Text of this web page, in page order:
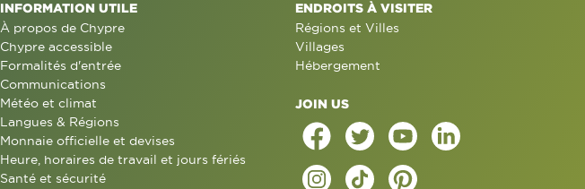
INFORMATION UTILE
À propos de Chypre
Chypre accessible
Formalités d'entrée
Communications
Météo et climat
Langues & Régions
Monnaie officielle et devises
Heure, horaires de travail et jours fériés
Santé et sécurité
ENDROITS À VISITER
Régions et Villes
Villages
Hébergement
JOIN US